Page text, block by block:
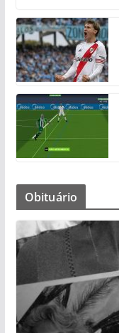
Obituário